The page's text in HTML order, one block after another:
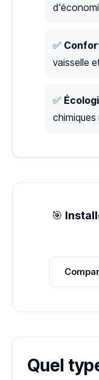
✅
vaisselle
✅
chimiques
🎯
Quel